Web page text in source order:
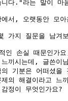
다."라는 말이 마
서, 오랫동안 모
가지 질문을 남겨
손실 때문인가
끼시는데, 글쓴이
기분은 어떠셨을
의 해결이라고 느
정이 무엇인가요?